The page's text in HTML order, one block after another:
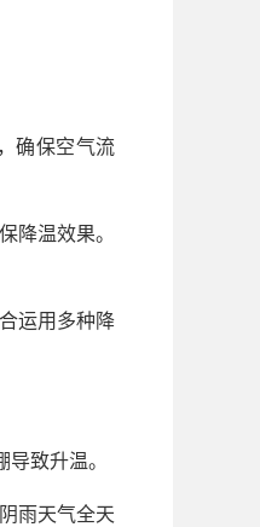
确保空气流
降温效果。
运用多种降
致升温。
雨天气全天